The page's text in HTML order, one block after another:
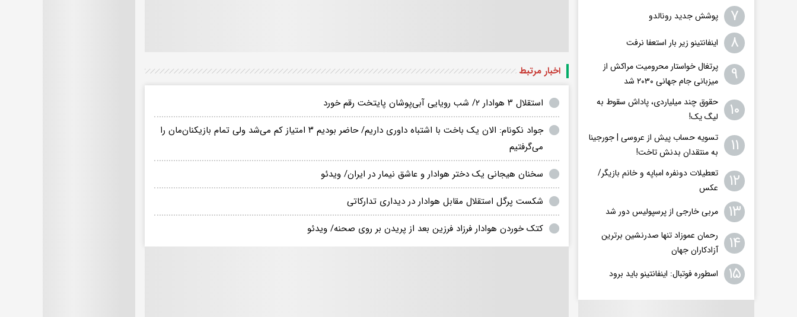
اخبار مرتبط
استقلال ۳ هوادار ۲/ شب رویایی آبی‌پوشان پایتخت رقم خورد
جواد نکونام: الان یک باخت با اشتباه داوری داریم/ حاضر بودیم ٣ امتیاز کم می‌شد ولی تمام بازیکنان‌مان را
می‌گرفتیم
سخنان هیجانی یک دختر هوادار و عاشق نیمار در ایران/ ویدئو
شکست پرگل استقلال مقابل هوادار در دیداری تدارکاتی
کتک خوردن هوادار فرزاد فرزین بعد از پریدن بر روی صحنه/ ویدئو
۷ پوشش جدید رونالدو
۸ اینفانتینو زیر بار استعفا نرفت
۹
پرتغال خواستار محرومیت مراکش از
میزبانی جام جهانی ۲۰۳۰ شد
۱۰
حقوق چند میلیاردی، پاداش سقوط به
لیگ یک!
۱۱
تسویه حساب پیش از عروسی | جورجینا
به منتقدان بدنش تاخت!
۱۲
تعطیلات دونفره امباپه و خانم بازیگر/
عکس
۱۳ مربی خارجی از پرسپولیس دور شد
۱۴
رحمان عموزاد تنها صدرنشین برترین
آزادکاران جهان
۱۵ اسطوره فوتبال: اینفانتینو باید برود